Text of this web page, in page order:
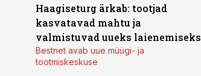
Haagiseturg ärkab: tootjad
kasvatavad mahtu ja
valmistuvad uueks laienemiseks
Bestnet avab uue müügi- ja
tootmiskeskuse